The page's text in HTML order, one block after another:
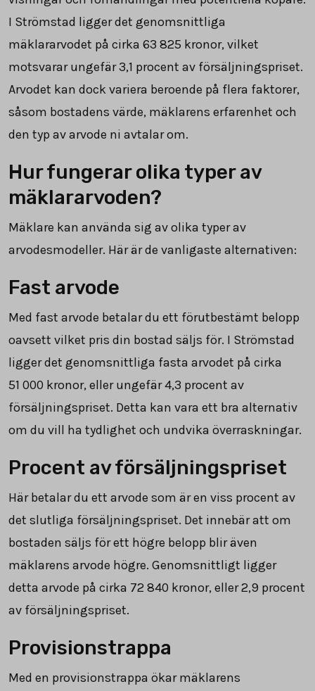
I Strömstad ligger det genomsnittliga
mäklararvodet på cirka 63 825 kronor, vilket
motsvarar ungefär3,1 procent av försäljningspriset.
Arvodet kan dock variera beroende på flera faktorer,
såsom bostadens värde, mäklarens erfarenhet och
den typ av arvode ni avtalar om.
Hur fungerar olika typer av
mäklararvoden?
Mäklare kan använda sig av olika typer av
arvodesmodeller. Här är de vanligaste alternativen:
Fast arvode
Med fast arvode betalar du ett förutbestämt belopp
oavsett vilket pris din bostad säljs för. I Strömstad
ligger det genomsnittliga fasta arvodet på cirka
51 000 kronor, eller ungefär 4,3 procent av
försäljningspriset. Detta kan vara ett bra alternativ
om du vill ha tydlighet och undvika överraskningar.
Procent av försäljningspriset
Här betalar du ett arvode som är en viss procent av
det slutliga försäljningspriset. Det innebär att om
bostaden säljs för ett högre belopp blir även
mäklarens arvode högre. Genomsnittligt ligger
detta arvode på cirka 72 840 kronor, eller 2,9 procent
av försäljningspriset.
Provisionstrappa
Med en provisionstrappa ökar mäklarens